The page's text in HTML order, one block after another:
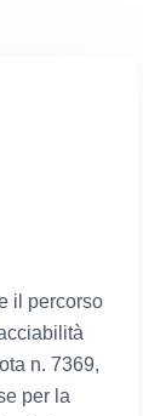
il percorso
n. 7369,
per la